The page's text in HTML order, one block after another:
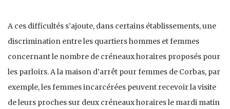
A ces difficultés s’ajoute, dans certains établissements, une
discrimination entre les quartiers hommes et femmes
concernant le nombre de créneaux horaires proposés pour
les parloirs. A la maison d’arrêt pour femmes de Corbas, par
exemple, les femmes incarcérées peuvent recevoir la visite
de leurs proches sur deux créneaux horaires le mardi matin